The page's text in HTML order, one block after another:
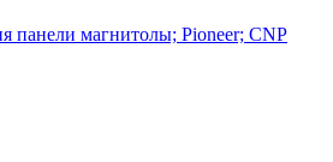
панели магнитолы; Pioneer; CNP